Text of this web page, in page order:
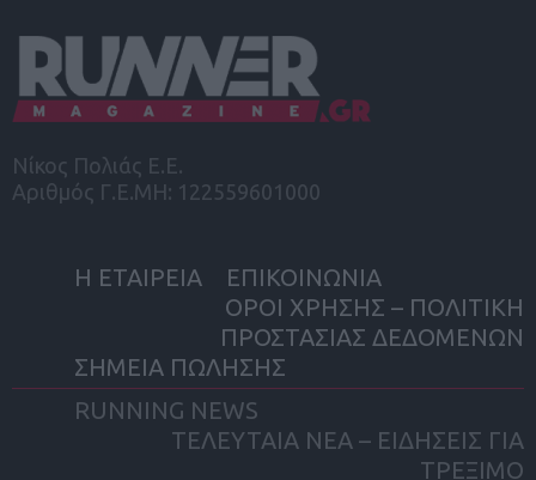
Νίκος Πολιάς Ε.Ε.
Αριθμός Γ.Ε.ΜΗ: 122559601000
Η ΕΤΑΙΡΕΙΑ
ΕΠΙΚΟΙΝΩΝΙΑ
ΟΡΟΙ ΧΡΗΣΗΣ – ΠΟΛΙΤΙΚΗ
ΠΡΟΣΤΑΣΙΑΣ ΔΕΔΟΜΕΝΩΝ
ΣΗΜΕΙΑ ΠΩΛΗΣΗΣ
RUNNING NEWS
ΤΕΛΕΥΤΑΙΑ ΝΕΑ – ΕΙΔΗΣΕΙΣ ΓΙΑ
ΤΡΕΞΙΜΟ